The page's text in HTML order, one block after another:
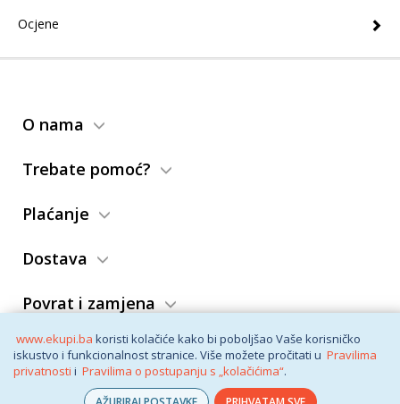
www.ekupi.ba koristi kolačiće kako bi poboljšao Vaše korisničko
iskustvo i funkcionalnost stranice. Više možete pročitati u Pravilima
privatnosti i Pravilima o postupanju s „kolačićima“.
Ocjene
O nama
Trebate pomoć?
Plaćanje
Dostava
Povrat i zamjena
Opći uslovi